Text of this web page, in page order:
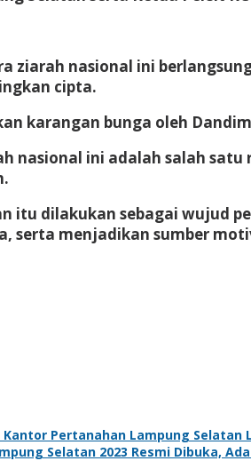
ziarah nasional ini
cipta.
karangan bunga oleh
nasional ini adalah salah
itu dilakukan sebagai wujud
serta menjadikan sumber
Kantor Pertanahan Lampung Selatan
Selatan 2023 Resmi Dibuka,